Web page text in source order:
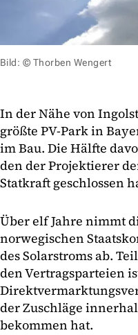
Bild: © Thorben Wengert
In der Nähe von
größte PV-Park in
im Bau. Die Hälfte
den der Projektierer
Statkraft geschlossen
Über elf Jahre nimmt
norwegischen
des Solarstroms ab.
den Vertragsparteien
der Zuschläge
bekommen hat.